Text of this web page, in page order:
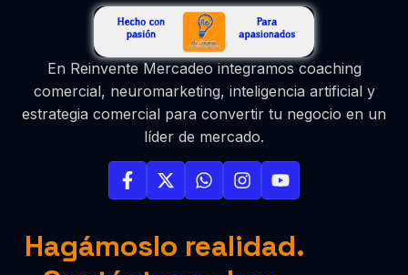
En Reinvente Mercadeo integramos coaching
comercial, neuromarketing, inteligencia artificial y
estrategia comercial para convertir tu negocio en un
líder de mercado.
Hagámoslo realidad.